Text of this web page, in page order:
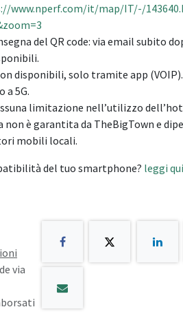
www.nperf.com/it/map/IT/-/
del QR code: via email subito
disponibili, solo tramite app (VOIP).
a 5G.
limitazione nell’utilizzo
non è garantita da TheBigTown e
mobili locali.
del tuo smartphone? leggi qui
via